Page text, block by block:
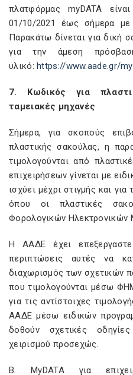
πλατφόρμας myDATA
01/10/2021 έως σήμερα με
Παρακάτω δίνεται για δική
για την άμεση
υλικό:https://www.aade.gr/
7. Κωδικός για
ταμειακές μηχανές
Σήμερα, για σκοπούς
πλαστικής σακούλας, η
τιμολογούνται από
επιχειρήσεων γίνεται με
ισχύει μέχρι στιγμής και
όπου οι πλαστικές
Φορολογικών
Η ΑΑΔΕ έχει
περιπτώσεις αυτές να
διαχωρισμός των σχετικών
που τιμολογούνται μέσω
για τις αντίστοιχες
ΑΑΔΕ μέσω ειδικών
δοθούν σχετικές
χειρισμού προσεχώς.
Β. MyDATA για